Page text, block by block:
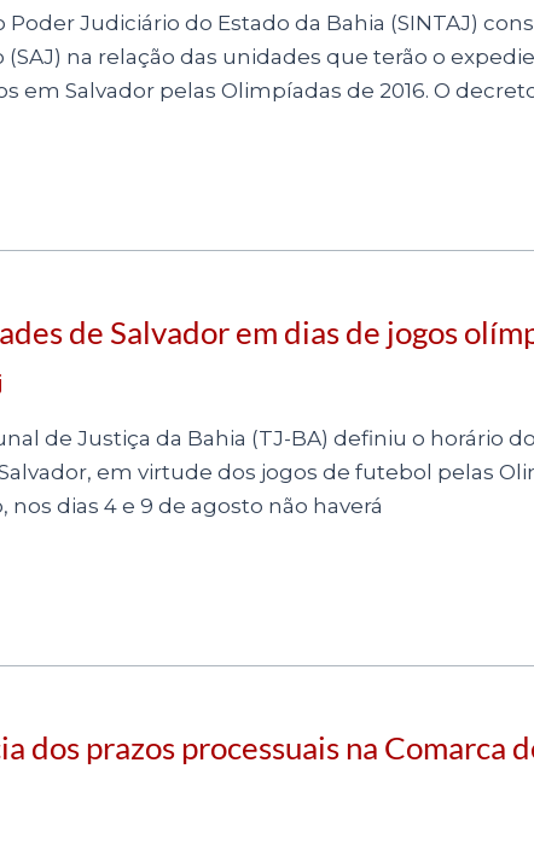
Judiciário do Estado da Bahia (SINTAJ)
na relação das unidades que terão o
em Salvador pelas Olimpíadas de 2016. O
de Salvador em dias de jogos
de Justiça da Bahia (TJ-BA) definiu o horário
em virtude dos jogos de futebol pelas
dias 4 e 9 de agosto não haverá
dos prazos processuais na Comarca